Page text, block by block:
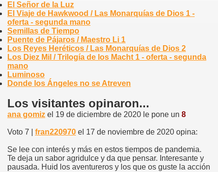
El Señor de la Luz
El Viaje de Hawkwood / Las Monarquías de Dios 1 -
oferta - segunda mano
Semillas de Tiempo
Puente de Pájaros / Maestro Li 1
Los Reyes Heréticos / Las Monarquías de Dios 2
Los Diez Mil / Trilogía de los Macht 1 - oferta - segunda
mano
Luminoso
Donde los Ángeles no se Atreven
Los visitantes opinaron...
ana gomiz el 19 de diciembre de 2020 le pone un 8
Voto 7 | fran220970 el 17 de noviembre de 2020 opina:
Se lee con interés y más en estos tiempos de pandemia.
Te deja un sabor agridulce y da que pensar. Interesante y
pausada. Huid los aventureros y los que os guste la acción